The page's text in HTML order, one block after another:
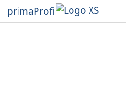
primaProfi